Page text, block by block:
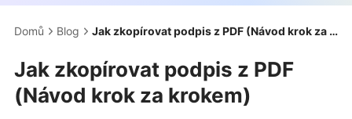
Domů Blog Jak zkopírovat podpis z PDF (Návod krok za krokem)
Jak zkopírovat podpis z PDF
(Návod krok za krokem)